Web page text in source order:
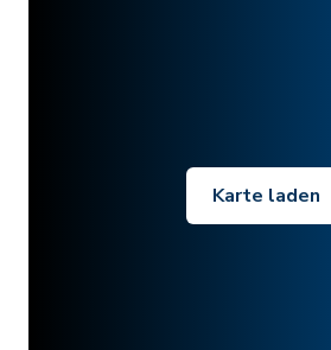
Karte laden